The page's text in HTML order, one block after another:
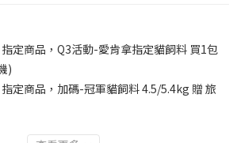
指定商品，Q3活動-愛肯拿指定貓飼料 買1包
)
指定商品，加碼-冠軍貓飼料 4.5/5.4kg 贈 旅